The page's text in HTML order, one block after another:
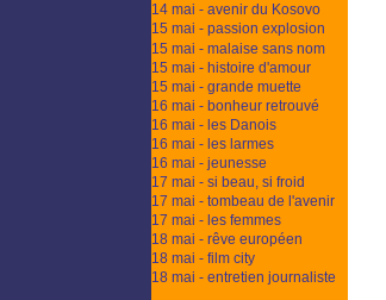
14 mai - avenir du Kosovo
15 mai - passion explosion
15 mai - malaise sans nom
15 mai - histoire d'amour
15 mai - grande muette
16 mai - bonheur retrouvé
16 mai - les Danois
16 mai - les larmes
16 mai - jeunesse
17 mai - si beau, si froid
17 mai - tombeau de l'avenir
17 mai - les femmes
18 mai - rêve européen
18 mai - film city
18 mai - entretien journaliste